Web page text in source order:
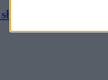
- jak Ci pójdz...